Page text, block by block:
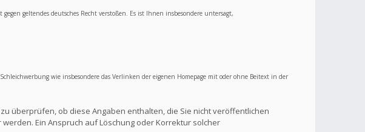
geltendes deutsches Recht verstoßen. Es ist Ihnen insbesondere untersagt,
wie insbesondere das Verlinken der eigenen Homepage mit oder ohne Beitext in der
überprüfen, ob diese Angaben enthalten, die Sie nicht veröffentlichen
Ein Anspruch auf Löschung oder Korrektur solcher